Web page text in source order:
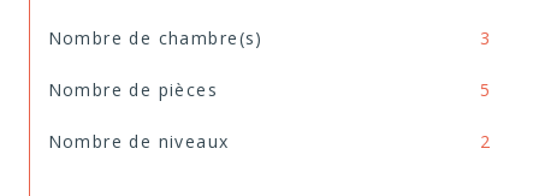
Nombre de chambre(s) 3
Nombre de pièces 5
Nombre de niveaux 2